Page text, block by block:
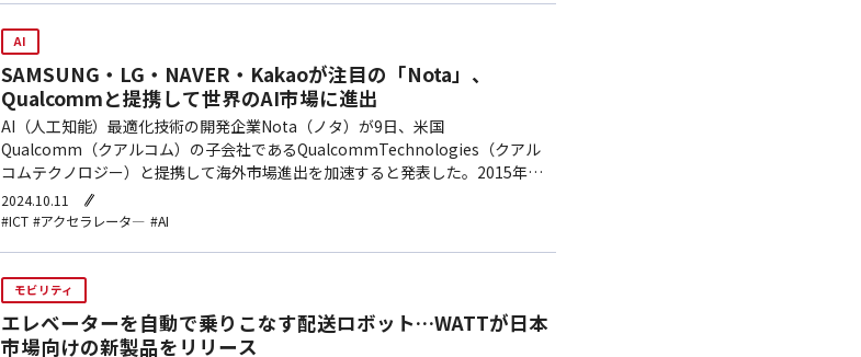
AI
SAMSUNG・LG・NAVER・Kakaoが注目の「Nota」、
Qualcommと提携して世界のAI市場に進出
AI（人工知能）最適化技術の開発企業Nota（ノタ）が9日、米国
Qualcomm（クアルコム）の子会社であるQualcommTechnologies（クアル
コムテクノロジー）と提携して海外市場進出を加速すると発表した。2015年に
設立されたNotaは、CPU（中央処理装置）、GPU（グラフィック…
2024.10.11
#ICT #アクセラレータ― #AI
モビリティ
エレベーターを自動で乗りこなす配送ロボット…WATTが日本
市場向けの新製品をリリース